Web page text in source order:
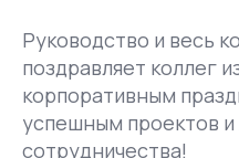
Руководство и весь
поздравляет коллег
корпоративным
успешным проектов и
сотрудничества!